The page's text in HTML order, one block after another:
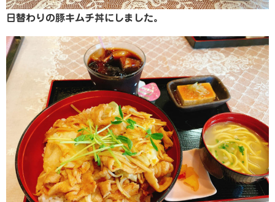
日替わりの豚キムチ丼にしました。